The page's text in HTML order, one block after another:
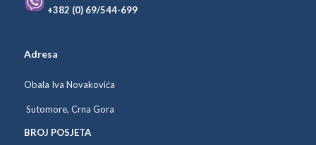
+382 (0) 69/544-699
Adresa
Obala Iva Novakovića
Sutomore, Crna Gora
BROJ POSJETA